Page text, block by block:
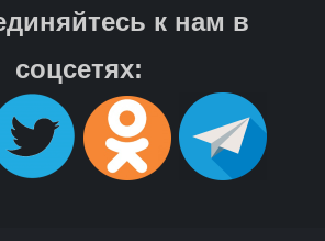
к нам в
соцсетях: